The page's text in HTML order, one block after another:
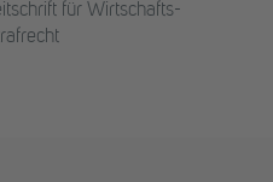
für Wirtschafts-